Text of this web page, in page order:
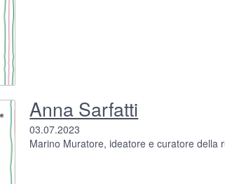
Anna Sarfatti
03.07.2023
Marino Muratore, ideatore e curatore